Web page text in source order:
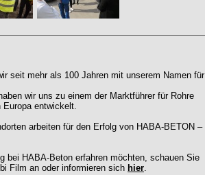
seit mehr als 100 Jahren mit unserem Namen für
wir uns zu einem der Marktführer für Rohre
entwickelt.
arbeiten für den Erfolg von HABA-BETON –
bei HABA-Beton erfahren möchten, schauen Sie
Film an oder informieren sich hier.